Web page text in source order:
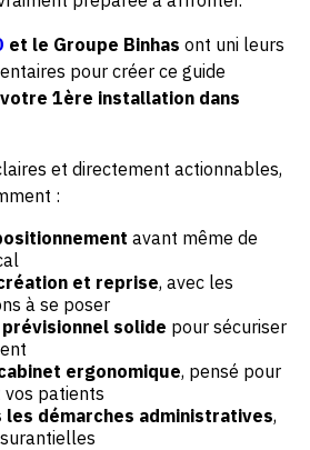
et le Groupe Binhas ont uni leurs
pour créer ce guide
1ère installation dans
et directement actionnables,
:
avant même de
et reprise, avec les
à se poser
solide pour sécuriser
ergonomique, pensé pour
patients
les démarches administratives,